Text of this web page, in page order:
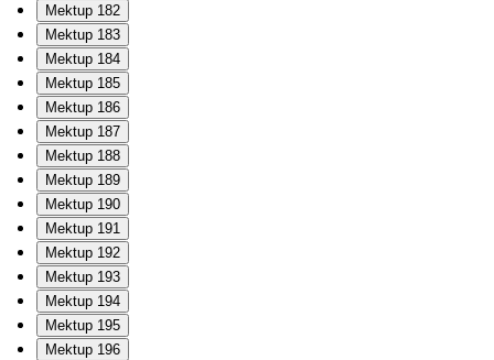
Mektup 182
Mektup 183
Mektup 184
Mektup 185
Mektup 186
Mektup 187
Mektup 188
Mektup 189
Mektup 190
Mektup 191
Mektup 192
Mektup 193
Mektup 194
Mektup 195
Mektup 196